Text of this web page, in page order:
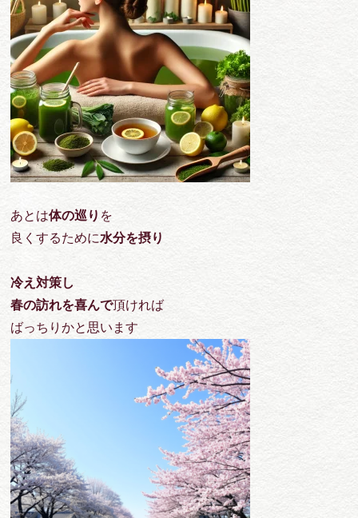
あとは体の巡り を
良くするために水分を摂り
冷え対策し
春の訪れを喜んで頂ければ
ばっちりかと思います